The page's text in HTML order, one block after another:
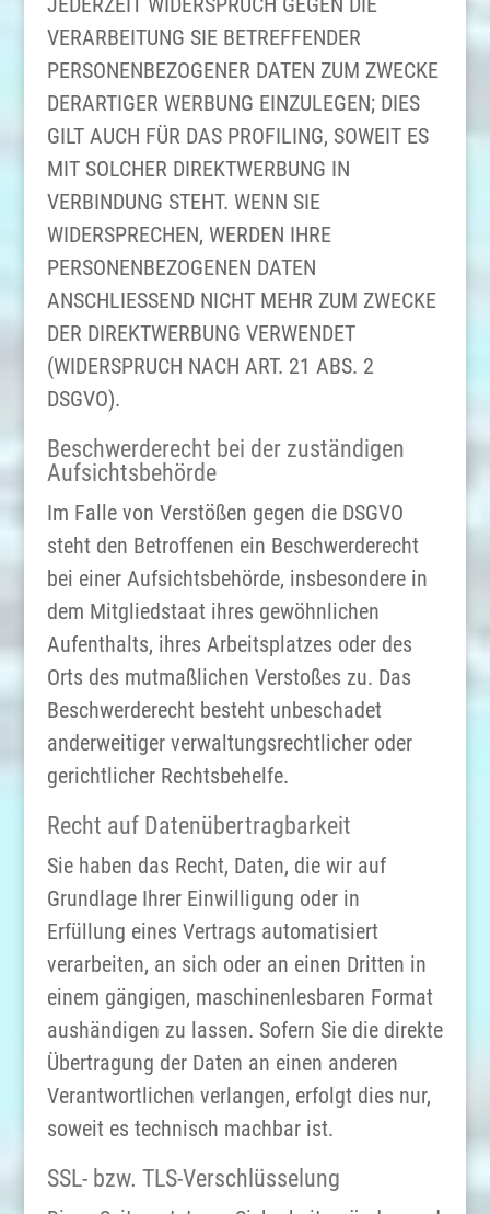
VERARBEITUNG SIE BETREFFENDER
PERSONENBEZOGENER DATEN ZUM ZWECKE
DERARTIGER WERBUNG EINZULEGEN; DIES
GILT AUCH FÜR DAS PROFILING, SOWEIT ES
MIT SOLCHER DIREKTWERBUNG IN
VERBINDUNG STEHT. WENN SIE
WIDERSPRECHEN, WERDEN IHRE
PERSONENBEZOGENEN DATEN
ANSCHLIESSEND NICHT MEHR ZUM ZWECKE
DER DIREKTWERBUNG VERWENDET
(WIDERSPRUCH NACH ART. 21 ABS. 2
DSGVO).
Beschwerderecht bei der zuständigen
Aufsichtsbehörde
Im Falle von Verstößen gegen die DSGVO
steht den Betroffenen ein Beschwerderecht
bei einer Aufsichtsbehörde, insbesondere in
dem Mitgliedstaat ihres gewöhnlichen
Aufenthalts, ihres Arbeitsplatzes oder des
Orts des mutmaßlichen Verstoßes zu. Das
Beschwerderecht besteht unbeschadet
anderweitiger verwaltungsrechtlicher oder
gerichtlicher Rechtsbehelfe.
Recht auf Datenübertragbarkeit
Sie haben das Recht, Daten, die wir auf
Grundlage Ihrer Einwilligung oder in
Erfüllung eines Vertrags automatisiert
verarbeiten, an sich oder an einen Dritten in
einem gängigen, maschinenlesbaren Format
aushändigen zu lassen. Sofern Sie die direkte
Übertragung der Daten an einen anderen
Verantwortlichen verlangen, erfolgt dies nur,
soweit es technisch machbar ist.
SSL- bzw. TLS-Verschlüsselung